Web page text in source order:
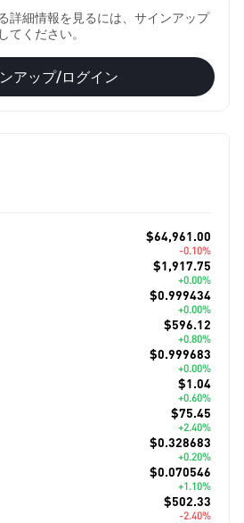
詳細情報を見るには、サインアップ
てください。
アップ/ログイン
$64,961.00
-0.10%
$1,917.75
+0.00%
$0.999434
+0.00%
$596.12
+0.80%
$0.999683
+0.00%
$1.04
+0.60%
$75.45
+2.40%
$0.328683
+0.20%
$0.070546
+1.10%
$502.33
-2.40%